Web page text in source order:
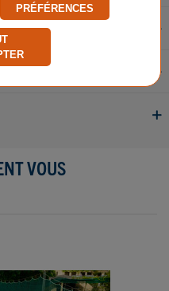
VOUS
PRÉFÉRENCES